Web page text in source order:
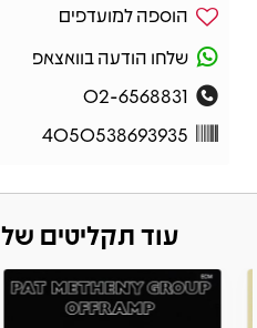
הוספה למועדפים
שלחו הודעה בוואצאפ
02-6568831
4050538693935
עוד תקליטים של PAT METHENY